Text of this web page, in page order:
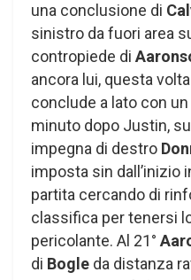
una conclusione di
sinistro da fuori area
contropiede di
ancora lui, questa
conclude a lato con
minuto dopo Justin,
impegna di destro
imposta sin dall’inizio
partita cercando di
classifica per tenersi
pericolante. Al 21°
di Bogle da distanza